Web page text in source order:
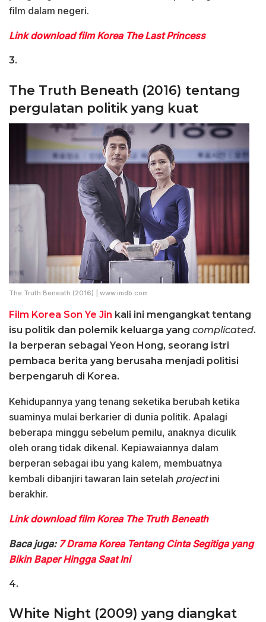
film dalam negeri.
Link download film Korea The Last Princess
3.
The Truth Beneath (2016) tentang
pergulatan politik yang kuat
The Truth Beneath (2016) | www.imdb.com
Film Korea Son Ye Jin kali ini mengangkat tentang
isu politik dan polemik keluarga yang complicated.
Ia berperan sebagai Yeon Hong, seorang istri
pembaca berita yang berusaha menjadi politisi
berpengaruh di Korea.
Kehidupannya yang tenang seketika berubah ketika
suaminya mulai berkarier di dunia politik. Apalagi
beberapa minggu sebelum pemilu, anaknya diculik
oleh orang tidak dikenal. Kepiawaiannya dalam
berperan sebagai ibu yang kalem, membuatnya
kembali dibanjiri tawaran lain setelah projectini
berakhir.
Link download film Korea The Truth Beneath
Baca juga: 7 Drama Korea Tentang Cinta Segitiga yang
Bikin Baper Hingga Saat Ini
4.
White Night (2009) yang diangkat